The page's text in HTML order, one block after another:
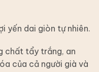
yến dai giòn tự nhiên.
chất tẩy trắng, an
của cả người già và